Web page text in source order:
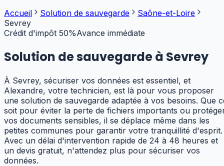
Accueil Solution de sauvegarde
Saône-et-Loire
Sevrey
Crédit d'impôt 50%Avance immédiate
Solution de sauvegarde à Sevrey
À Sevrey, sécuriser vos données est essentiel, et
Alexandre, votre technicien, est là pour vous proposer
une solution de sauvegarde adaptée à vos besoins. Que
soit pour éviter la perte de fichiers importants ou
vos documents sensibles, il se déplace même dans les
petites communes pour garantir votre tranquillité d'esprit.
Avec un délai d'intervention rapide de 24 à 48 heures et
un devis gratuit, n'attendez plus pour sécuriser vos
données.